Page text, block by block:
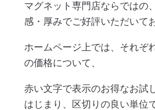
マグネット専門店ならではの
感・厚みでご好評いただいて
ホームページ上では、それぞ
の価格について、
赤い文字で表示のお得なお試
はじまり、区切りの良い単位